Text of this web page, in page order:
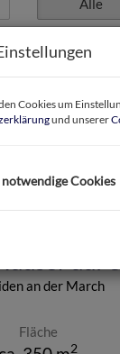
Zimmer
auf
an der March
Fläche
2
Cookies um
und unserer
Cookies